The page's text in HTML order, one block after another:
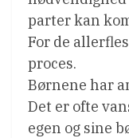
parter kan
For de
proces.
Børnene har
Det er ofte
egen og sine